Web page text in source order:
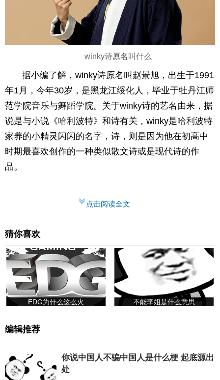
winky诗原名叫什么
据小编了解，winky诗原名叫赵景旭，出生于1991
年1月，今年30岁，是黑龙江绥化人，毕业于牡丹江师
范学院音乐与舞蹈学院。关于winky诗的艺名由来，据
说是与小说《哈利 波特》和诗有关，winky是哈利 波特
家养的小精灵闪闪的名字 ，诗，则是因为他在初高中
时期最喜欢创作的一种类似散文诗或是现代诗的作
品。
点击阅读全文
猜你喜欢
EDG为什么这么火 不能李姐是什么意思
编辑推荐
你说中国人不骗中国人是什么梗 起底源出
处